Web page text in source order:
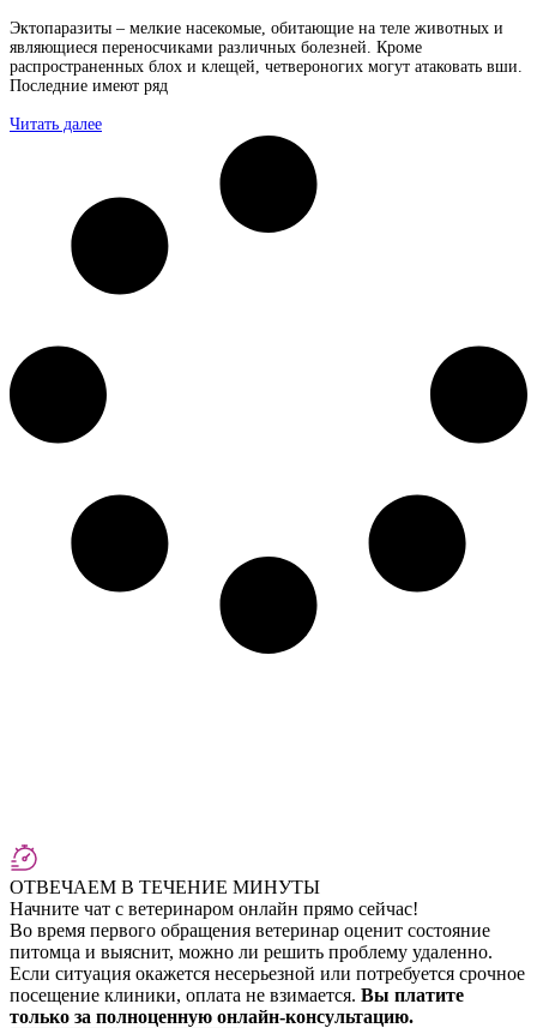
Эктопаразиты – мелкие насекомые, обитающие на теле животных и
являющиеся переносчиками различных болезней. Кроме
распространенных блох и клещей, четвероногих могут атаковать вши.
Последние имеют ряд
Читать далее
ОТВЕЧАЕМ В ТЕЧЕНИЕ МИНУТЫ
Начните чат с ветеринаром онлайн прямо сейчас!
Во время первого обращения ветеринар оценит состояние
питомца и выяснит, можно ли решить проблему удаленно.
Если ситуация окажется несерьезной или потребуется срочное
посещение клиники, оплата не взимается. Вы платите
только за полноценную онлайн-консультацию.